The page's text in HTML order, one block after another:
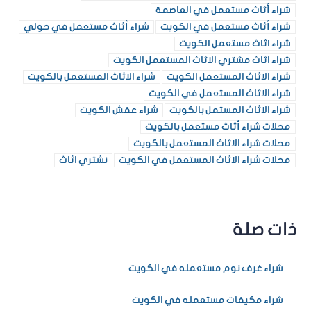
ذات صلة
شراء غرف نوم مستعمله في الكويت
شراء مكيفات مستعمله في الكويت
شراء أثاث مستعمل في العاصمة
شراء أثاث مستعمل في الكويت
شراء أثاث مستعمل في حولي
شراء اثاث مستعمل الكويت
شراء اثاث مشتري الاثاث المستعمل الكويت
شراء الاثاث المستعمل الكويت
شراء الاثاث المستعمل بالكويت
شراء الاثاث المستعمل في الكويت
شراء الاثاث المستمل بالكويت
شراء عفش الكويت
محلات شراء أثاث مستعمل بالكويت
محلات شراء الاثاث المستعمل بالكويت
محلات شراء الاثاث المستعمل في الكويت
نشتري اثاث